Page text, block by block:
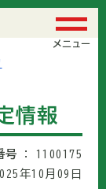
メニュー
情報
号
1100175
年10月09日